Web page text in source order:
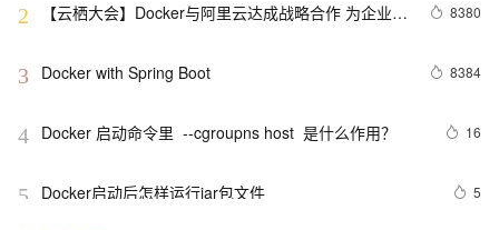
2
【云栖大会】Docker与阿里云达成战略合作 为企业级
8380
3 Docker with Spring Boot 8384
4 Docker 启动命令里  --cgroupns host  是什么作用？ 16
5 Docker启动后怎样运行jar包文件 5